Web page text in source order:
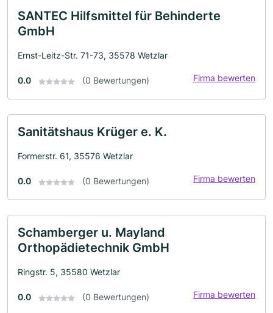
SANTEC Hilfsmittel für Behinderte
GmbH
Ernst-Leitz-Str. 71-73, 35578 Wetzlar
0.0 (0 Bewertungen) Firma bewerten
Sanitätshaus Krüger e. K.
Formerstr. 61, 35576 Wetzlar
0.0 (0 Bewertungen) Firma bewerten
Schamberger u. Mayland
Orthopädietechnik GmbH
Ringstr. 5, 35580 Wetzlar
0.0 (0 Bewertungen) Firma bewerten